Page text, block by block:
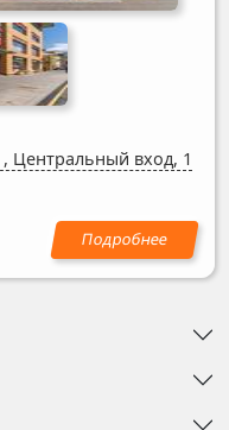
, Центральный вход, 1